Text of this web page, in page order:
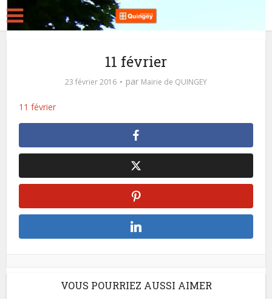
11 février
23 février 2016 par Mairie de QUINGEY
11 février
VOUS POURRIEZ AUSSI AIMER